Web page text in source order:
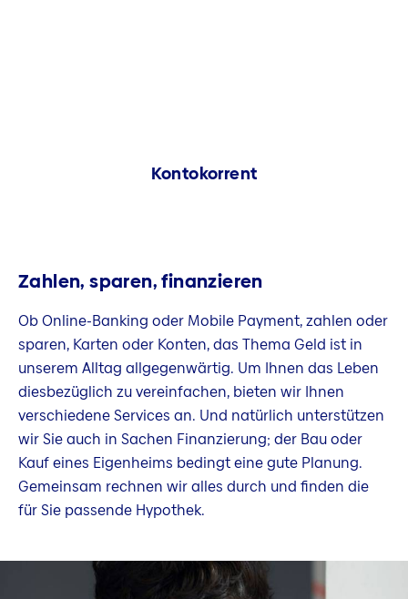
Kontokorrent
Zahlen, sparen, finanzieren
Ob Online-Banking oder Mobile Payment, zahlen oder
sparen, Karten oder Konten, das Thema Geld ist in
unserem Alltag allgegenwärtig. Um Ihnen das Leben
diesbezüglich zu vereinfachen, bieten wir Ihnen
verschiedene Services an. Und natürlich unterstützen
wir Sie auch in Sachen Finanzierung; der Bau oder
Kauf eines Eigenheims bedingt eine gute Planung.
Gemeinsam rechnen wir alles durch und finden die
für Sie passende Hypothek.